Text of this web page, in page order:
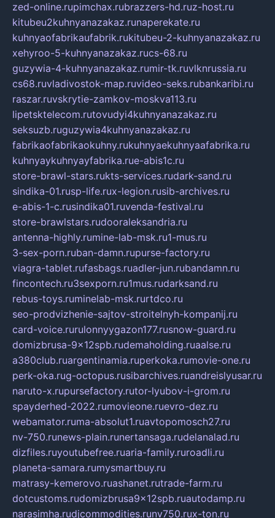
zed-online.rupimchax.rubrazzers-hd.ruz-host.ru
kitubeu2kuhnyanazakaz.runaperekate.ru
kuhnyaofabrikaufabrik.rukitubeu-2-kuhnyanazakaz.ru
xehyroo-5-kuhnyanazakaz.rucs-68.ru
guzywia-4-kuhnyanazakaz.rumir-tk.ruvlknrussia.ru
cs68.ruvladivostok-map.ruvideo-seks.rubankaribi.ru
raszar.ruvskrytie-zamkov-moskva113.ru
lipetsktelecom.rutovudyi4kuhnyanazakaz.ru
seksuzb.ruguzywia4kuhnyanazakaz.ru
fabrikaofabrikaokuhny.rukuhnyaekuhnyaafabrika.ru
kuhnyaykuhnyayfabrika.rue-abis1c.ru
store-brawl-stars.rukts-services.rudark-sand.ru
sindika-01.rusp-life.rux-legion.rusib-archives.ru
e-abis-1-c.rusindika01.ruvenda-festival.ru
store-brawlstars.rudooraleksandria.ru
antenna-highly.rumine-lab-msk.ru1-mus.ru
3-sex-porn.ruban-damn.rupurse-factory.ru
viagra-tablet.rufasbags.ruadler-jun.rubandamn.ru
fincontech.ru3sexporn.ru1mus.rudarksand.ru
rebus-toys.ruminelab-msk.rurtdco.ru
seo-prodvizhenie-sajtov-stroitelnyh-kompanij.ru
card-voice.rurulonnyygazon177.rusnow-guard.ru
domizbrusa-9x12spb.rudemaholding.ruaalse.ru
a380club.ruargentinamia.ruperkoka.rumovie-one.ru
perk-oka.rug-octopus.rusibarchives.ruandreislyusar.ru
naruto-x.rupursefactory.rutor-lyubov-i-grom.ru
spayderhed-2022.rumovieone.ruevro-dez.ru
webamator.ruma-absolut1.ruavtopomosch27.ru
nv-750.runews-plain.runertansaga.rudelanalad.ru
dizfiles.ruyoutubefree.ruaria-family.ruroadli.ru
planeta-samara.rumysmartbuy.ru
matrasy-kemerovo.ruashanet.rutrade-farm.ru
dotcustoms.rudomizbrusa9x12spb.ruautodamp.ru
narasimha.rudjcommodities.runv750.rux-ton.ru